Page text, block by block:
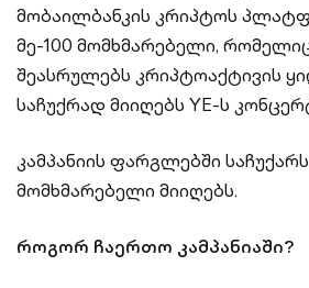
მობაილბანკის კრიპტოს
მე-100 მომხმარებელი,
შეასრულებს კრიპტოაქტივის
საჩუქრად მიიღებს YE-ს
კამპანიის ფარგლებში
მომხმარებელი მიიღებს.
როგორ ჩაერთო კამპანიაში?